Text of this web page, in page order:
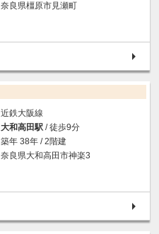
奈良県橿原市見瀬町
近鉄大阪線
大和高田駅 / 徒歩9分
築年 38年 / 2階建
奈良県大和高田市神楽3